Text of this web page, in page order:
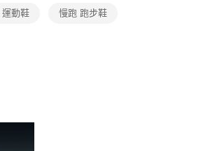
「AFTEE先享後付」服務完成之
資料，並將交易相關給付款項請
網址：
運動鞋 慢跑 跑步鞋